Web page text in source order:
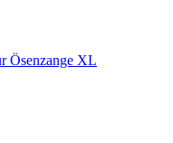
Ösenzange XL